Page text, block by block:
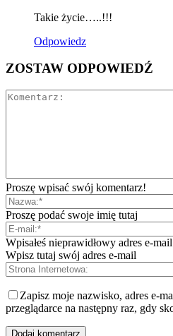
Takie życie…..!!!
Odpowiedz
ZOSTAW ODPOWIEDŹ
Proszę wpisać swój komentarz!
Proszę podać swoje imię tutaj
Wpisałeś nieprawidłowy adres e-
Wpisz tutaj swój adres e-mail
Zapisz moje nazwisko, adres e-
przeglądarce na następny raz, gdy